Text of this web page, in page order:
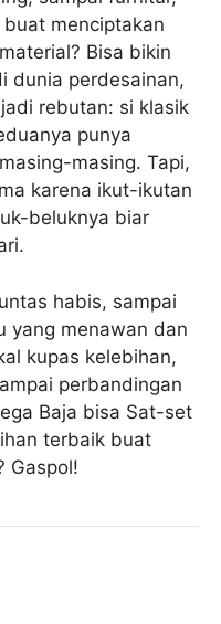
menciptakan
Bisa bikin
dunia perdesainan,
rebutan: si klasik
punya
masing. Tapi,
karena ikut-ikutan
beluknya biar
habis, sampai
yang menawan dan
kupas kelebihan,
perbandingan
Baja bisa Sat-set
terbaik buat
Gaspol!